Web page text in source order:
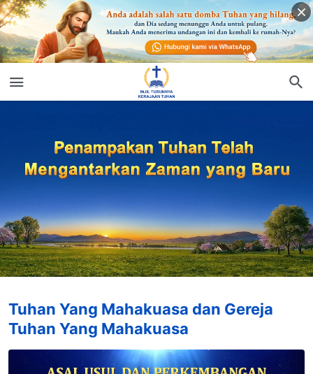
Tuhan Yang Mahakuasa dan Gereja
Tuhan Yang Mahakuasa